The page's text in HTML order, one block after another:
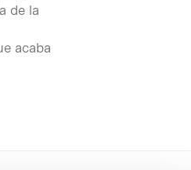
de la
acaba